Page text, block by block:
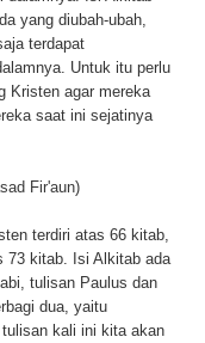
yang diubah-ubah,
terdapat
Untuk itu perlu
Kristen agar mereka
saat ini sejatinya
Fir'aun)
terdiri atas 66 kitab,
73 kitab. Isi Alkitab ada
tulisan Paulus dan
dua, yaitu
kali ini kita akan